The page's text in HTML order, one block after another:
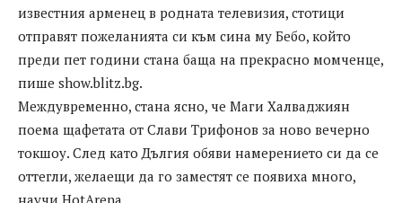
известния арменец в родната телевизия, стотици
отправят пожеланията си към сина му Бебо, който
преди пет години стана баща на прекрасно момченце,
пише show.blitz.bg.
Междувременно, стана ясно, че Маги Халваджиян
поема щафетата от Слави Трифонов за ново вечерно
токшоу. След като Дългия обяви намерението си да се
оттегли, желаещи да го заместят се появиха много,